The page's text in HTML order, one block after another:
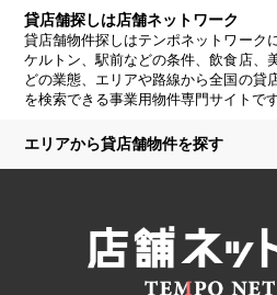
貸店舗探しは店舗ネットワーク
貸店舗物件探しはテンポネットワーク
ケルトン、駅前などの条件、飲食店、
どの業態、エリアや路線から全国の貸
を検索できる事業用物件専門サイトです
エリアから貸店舗物件を探す